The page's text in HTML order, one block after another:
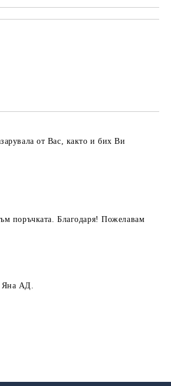
от Вас, както и бих Ви
поръчката. Благодаря! Пожелавам
Яна АД.